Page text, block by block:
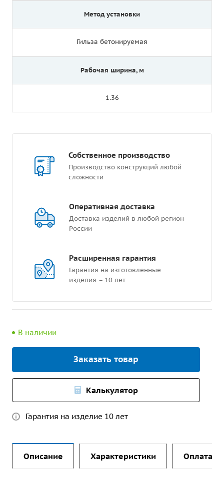
Метод установки
Гильза бетонируемая
Рабочая ширина, м
1.36
Собственное производство
Производство конструкций любой
сложности
Оперативная доставка
Доставка изделий в любой регион
России
Расширенная гарантия
Гарантия на изготовленные
изделия – 10 лет
В наличии
Заказать товар
Калькулятор
Гарантия на изделие 10 лет
Описание Характеристики Оплата и